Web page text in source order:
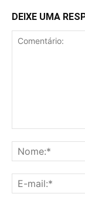
DEIXE UMA